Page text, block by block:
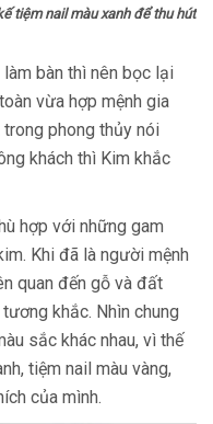
tiệm nail màu xanh để thu hút
bàn thì nên bọc lại
vừa hợp mệnh gia
phong thủy nói
khách thì Kim khắc
hợp với những gam
Khi đã là người mệnh
quan đến gỗ và đất
khắc. Nhìn chung
sắc khác nhau, vì thế
tiệm nail màu vàng,
của mình.